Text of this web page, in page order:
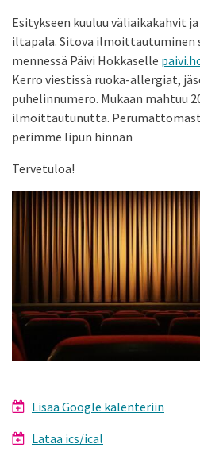
Esitykseen kuuluu väliaikakahvit
iltapala. Sitova ilmoittautuminen
mennessä Päivi Hokkaselle
Kerro viestissä ruoka-allergiat,
puhelinnumero. Mukaan mahtuu
ilmoittautunutta.
perimme lipun hinnan
Tervetuloa!
Lisää Google kalenteriin
Lataa ics/ical